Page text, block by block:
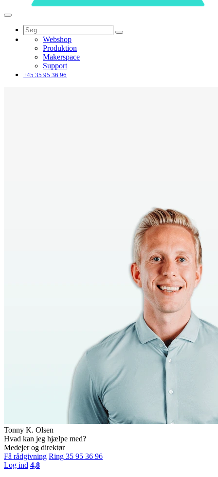
Webshop
Produktion
Makerspace
Support
+45 35 95 36 96
Tonny K. Olsen
Hvad kan jeg hjælpe med?
Medejer og direktør
Få rådgivning Ring 35 95 36 96
Log ind 4,8